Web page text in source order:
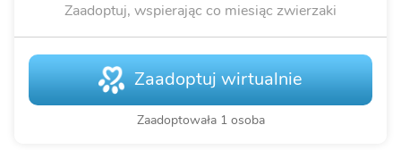
Zaadoptuj, wspierając co miesiąc zwierzaki
Zaadoptuj wirtualnie
Zaadoptowała 1 osoba